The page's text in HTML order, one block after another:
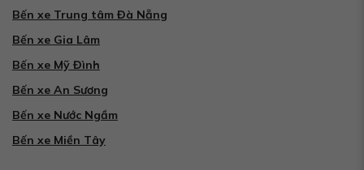
Bến xe Trung tâm Đà Nẵng
Bến xe Gia Lâm
Bến xe Mỹ Đình
Bến xe An Sương
Bến xe Nước Ngầm
Bến xe Miền Tây